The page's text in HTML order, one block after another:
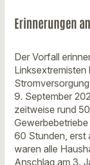
Erinnerungen
Der Vorfall
9. September
zeitweise rund
60 Stunden, erst
waren alle
Anschlag am 3.